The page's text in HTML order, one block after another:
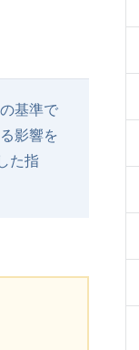
基準で
影響を
た指